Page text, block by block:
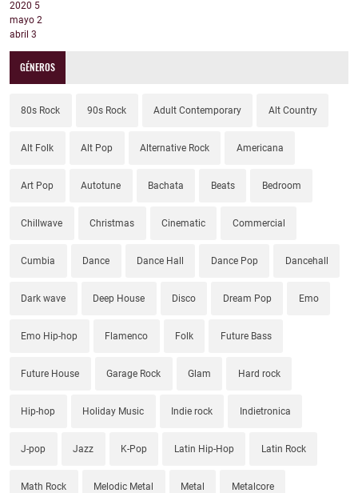
2020 5
mayo 2
abril 3
GÉNEROS
80s Rock 90s Rock Adult Contemporary Alt Country
Alt Folk Alt Pop Alternative Rock Americana
Art Pop Autotune Bachata Beats Bedroom
Chillwave Christmas Cinematic Commercial
Cumbia Dance Dance Hall Dance Pop Dancehall
Dark wave Deep House Disco Dream Pop Emo
Emo Hip-hop Flamenco Folk Future Bass
Future House Garage Rock Glam Hard rock
Hip-hop Holiday Music Indie rock Indietronica
J-pop Jazz K-Pop Latin Hip-Hop Latin Rock
Math Rock Melodic Metal Metal Metalcore